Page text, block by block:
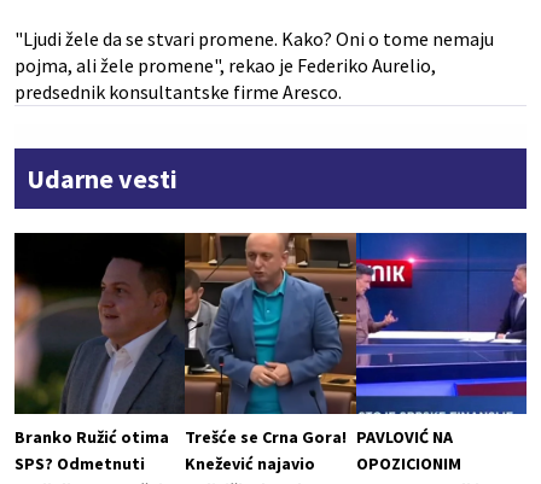
"Ljudi žele da se stvari promene. Kako? Oni o tome nemaju
pojma, ali žele promene", rekao je Federiko Aurelio,
predsednik konsultantske firme Aresco.
Udarne vesti
Branko Ružić otima
SPS? Odmetnuti
Trešće se Crna Gora!
Knežević najavio
PAVLOVIĆ NA
OPOZICIONIM